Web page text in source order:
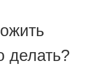
делать?